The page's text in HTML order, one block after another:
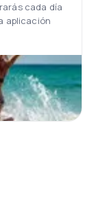
cada día
aplicación